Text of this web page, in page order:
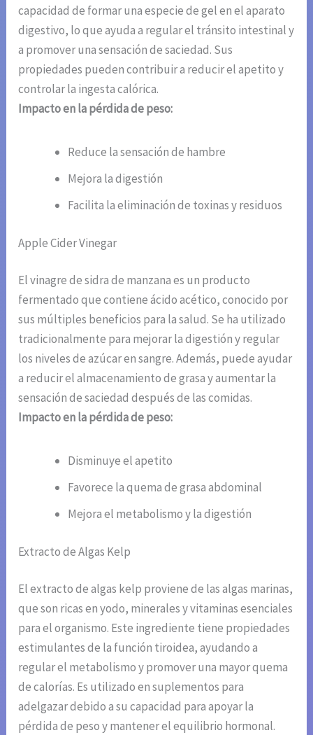
capacidad de formar una especie de gel en el aparato
digestivo, lo que ayuda a regular el tránsito intestinal y
a promover una sensación de saciedad. Sus
propiedades pueden contribuir a reducir el apetito y
controlar la ingesta calórica.
Impacto en la pérdida de peso:
Reduce la sensación de hambre
Mejora la digestión
Facilita la eliminación de toxinas y residuos
Apple Cider Vinegar
El vinagre de sidra de manzana es un producto
fermentado que contiene ácido acético, conocido por
sus múltiples beneficios para la salud. Se ha utilizado
tradicionalmente para mejorar la digestión y regular
los niveles de azúcar en sangre. Además, puede ayudar
a reducir el almacenamiento de grasa y aumentar la
sensación de saciedad después de las comidas.
Impacto en la pérdida de peso:
Disminuye el apetito
Favorece la quema de grasa abdominal
Mejora el metabolismo y la digestión
Extracto de Algas Kelp
El extracto de algas kelp proviene de las algas marinas,
que son ricas en yodo, minerales y vitaminas esenciales
para el organismo. Este ingrediente tiene propiedades
estimulantes de la función tiroidea, ayudando a
regular el metabolismo y promover una mayor quema
de calorías. Es utilizado en suplementos para
adelgazar debido a su capacidad para apoyar la
pérdida de peso y mantener el equilibrio hormonal.